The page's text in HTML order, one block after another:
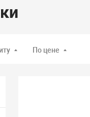
По цене